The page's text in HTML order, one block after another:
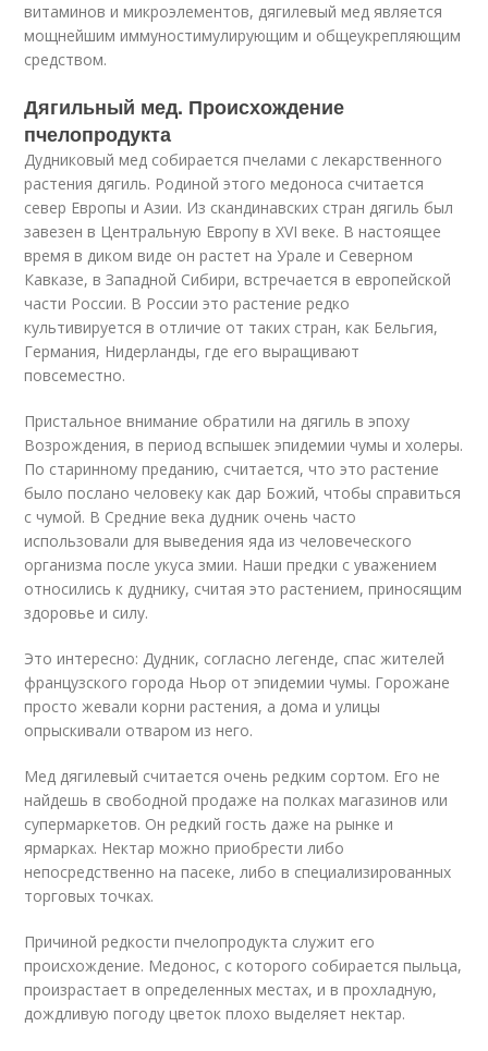
витаминов и микроэлементов, дягилевый мед является
мощнейшим иммуностимулирующим и общеукрепляющим
средством.
Дягильный мед. Происхождение
пчелопродукта
Дудниковый мед собирается пчелами с лекарственного
растения дягиль. Родиной этого медоноса считается
север Европы и Азии. Из скандинавских стран дягиль был
завезен в Центральную Европу в XVI веке. В настоящее
время в диком виде он растет на Урале и Северном
Кавказе, в Западной Сибири, встречается в европейской
части России. В России это растение редко
культивируется в отличие от таких стран, как Бельгия,
Германия, Нидерланды, где его выращивают
повсеместно.
Пристальное внимание обратили на дягиль в эпоху
Возрождения, в период вспышек эпидемии чумы и холеры.
По старинному преданию, считается, что это растение
было послано человеку как дар Божий, чтобы справиться
с чумой. В Средние века дудник очень часто
использовали для выведения яда из человеческого
организма после укуса змии. Наши предки с уважением
относились к дуднику, считая это растением, приносящим
здоровье и силу.
Это интересно: Дудник, согласно легенде, спас жителей
французского города Ньор от эпидемии чумы. Горожане
просто жевали корни растения, а дома и улицы
опрыскивали отваром из него.
Мед дягилевый считается очень редким сортом. Его не
найдешь в свободной продаже на полках магазинов или
супермаркетов. Он редкий гость даже на рынке и
ярмарках. Нектар можно приобрести либо
непосредственно на пасеке, либо в специализированных
торговых точках.
Причиной редкости пчелопродукта служит его
происхождение. Медонос, с которого собирается пыльца,
произрастает в определенных местах, и в прохладную,
дождливую погоду цветок плохо выделяет нектар.